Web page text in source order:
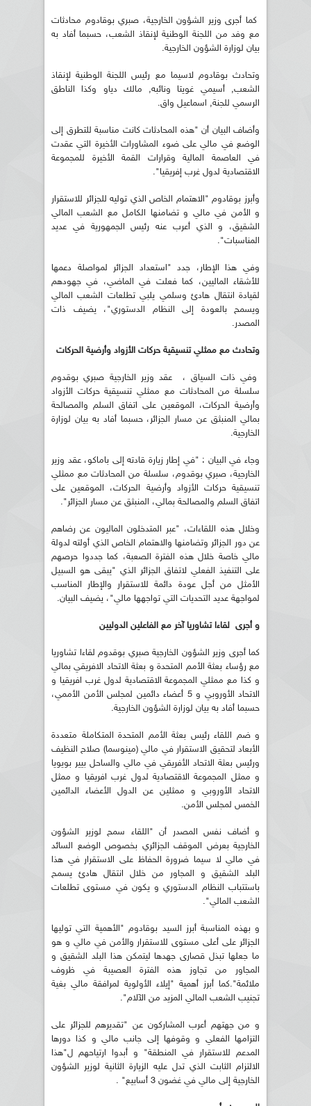
كما أجرى وزير الشؤون الخارجية، صبري بوقادوم محادثات
مع وفد من اللجنة الوطنية لإنقاذ الشعب، حسبما أفاد به
بيان لوزارة الشؤون الخارجية.
وتحادث بوقادوم لاسيما مع رئيس اللجنة الوطنية لإنقاذ
الشعب, أسيمي غويتا ونائبه, مالك دياو وكذا الناطق
الرسمي للجنة, اسماعيل واق.
وأضاف البيان أن "هذه المحادثات كانت مناسبة للتطرق إلى
الوضع في مالي على ضوء المشاورات الأخيرة التي عقدت
في العاصمة المالية وقرارات القمة الأخيرة للمجموعة
الاقتصادية لدول غرب إفريقيا".
وأبرز بوقادوم "الاهتمام الخاص الذي توليه للجزائر للاستقرار
و الأمن في مالي و تضامنها الكامل مع الشعب المالي
الشقيق، و الذي أعرب عنه رئيس الجمهورية في عديد
المناسبات".
وفي هذا الإطار، جدد "استعداد الجزائر لمواصلة دعمها
للأشقاء الماليين، كما فعلت في الماضي، في جهودهم
لقيادة انتقال هادئ وسلمي يلبي تطلعات الشعب المالي
ويسمح بالعودة إلى النظام الدستوري"، يضيف ذات
المصدر.
وتحادث مع ممثلي تنسيقية حركات الأزواد وأرضية الحركات
وفي ذات السياق ، عقد وزير الخارجية صبري بوقدوم
سلسلة من المحادثات مع ممثلي تنسيقية حركات الأزواد
وأرضية الحركات، الموقعين على اتفاق السلم والمصالحة
بمالي المنبثق عن مسار الجزائر، حسبما أفاد به بيان لوزارة
الخارجية.
وجاء في البيان : "في إطار زيارة قادته إلى باماكو، عقد وزير
الخارجية، صبري بوقدوم، سلسلة من المحادثات مع ممثلي
تنسيقية حركات الأزواد وأرضية الحركات، الموقعين على
اتفاق السلم والمصالحة بمالي، المنبثق عن مسار الجزائر".
وخلال هذه اللقاءات، "عبر المتدخلون الماليون عن رضاهم
عن دور الجزائر وتضامنها والاهتمام الخاص الذي أولته لدولة
مالي خاصة خلال هذه الفترة الصعبة، كما جددوا حرصهم
على التنفيذ الفعلي لاتفاق الجزائر الذي "يبقى هو السبيل
الأمثل من أجل عودة دائمة للاستقرار والإطار المناسب
لمواجهة عديد التحديات التي تواجهها مالي"، يضيف البيان.
و أجرى لقاءا تشاوريا آخر مع الفاعلين الدوليين
كما أجرى وزير الشؤون الخارجية صبري بوقدوم لقاءا تشاوريا
مع رؤساء بعثة الأمم المتحدة و بعثة الاتحاد الافريقي بمالي
و كذا مع ممثلي المجموعة الاقتصادية لدول غرب افريقيا و
الاتحاد الأوروبي و 5 أعضاء دائمين لمجلس الأمن الأممي،
حسبما أفاد به بيان لوزارة الشؤون الخارجية.
و ضم اللقاء رئيس بعثة الأمم المتحدة المتكاملة متعددة
الأبعاد لتحقيق الاستقرار في مالي (مينوسما) صلاح النظيف
ورئيس بعثة الاتحاد الأفريقي في مالي والساحل بيير بويويا
و ممثل المجموعة الاقتصادية لدول غرب افريقيا و ممثل
الاتحاد الأوروبي و ممثلين عن الدول الأعضاء الدائمين
الخمس لمجلس الأمن.
و أضاف نفس المصدر أن "اللقاء سمح لوزير الشؤون
الخارجية بعرض الموقف الجزائري بخصوص الوضع السائد
في مالي لا سيما ضرورة الحفاظ على الاستقرار في هذا
البلد الشقيق و المجاور من خلال انتقال هادئ يسمح
باستتباب النظام الدستوري و يكون في مستوى تطلعات
الشعب المالي".
و بهذه المناسبة أبرز السيد بوقادوم "الأهمية التي توليها
الجزائر على أعلى مستوى للاستقرار والأمن في مالي و هو
ما جعلها تبذل قصارى جهدها ليتمكن هذا البلد الشقيق و
المجاور من تجاوز هذه الفترة العصيبة في ظروف
ملائمة".كما أبرز أهمية "إيلاء الأولوية لمرافقة مالي بغية
تجنيب الشعب المالي المزيد من الآلام".
و من جهتهم أعرب المشاركون عن "تقديرهم للجزائر على
التزامها الفعلي و وقوفها إلى جانب مالي و كذا دورها
المدعم للاستقرار في المنطقة" و أبدوا ارتياحهم ل"هذا
الالتزام الثابت الذي تدل عليه الزيارة الثانية لوزير الشؤون
الخارجية إلى مالي في غضون 3 أسابيع" .